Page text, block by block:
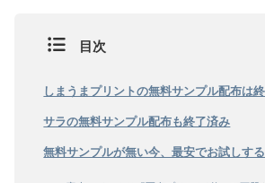
目次
しまうまプリントの無料サンプル配布は
サラの無料サンプル配布も終了済み
無料サンプルが無い今、最安でお試しす